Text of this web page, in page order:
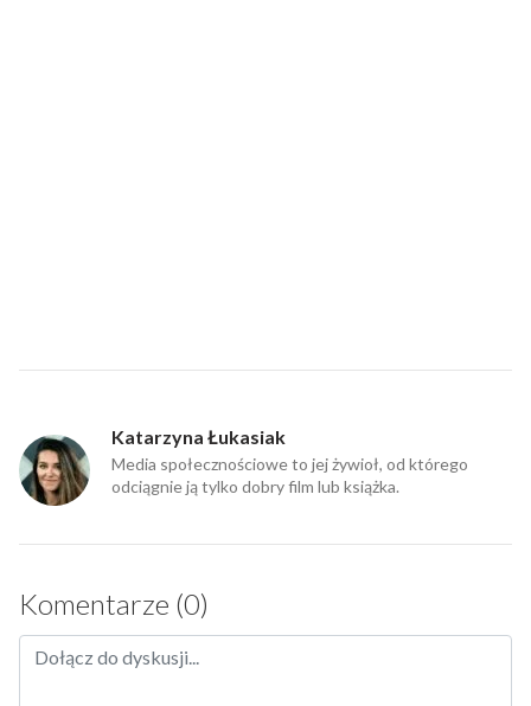
Katarzyna Łukasiak
Media społecznościowe to jej żywioł, od którego
odciągnie ją tylko dobry film lub książka.
Komentarze (0)